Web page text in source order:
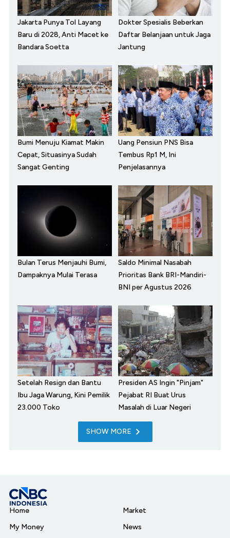
Jakarta Punya Tol Layang
Baru di 2028, Anti Macet ke
Bandara Soetta
Dokter Spesialis Beberkan
Daftar Belanjaan untuk Jaga
Jantung
Bumi Menuju Kiamat Makin
Cepat, Situasinya Sudah
Sangat Genting
Uang Pensiun PNS Bisa
Tembus Rp1 M, Ini
Penjelasannya
Bulan Terus Menjauhi Bumi,
Dampaknya Mulai Terasa
Saldo Minimal Nasabah
Prioritas Bank BRI-Mandiri-
BNI per Agustus 2026
Setelah Resign dan Bantu
Ibu Jaga Warung, Kini Pemilik
23.000 Toko
Presiden AS Ingin "Pinjam"
Pejabat RI Buat Urus
Masalah di Luar Negeri
SHOW MORE
Home
My Money
Market
News